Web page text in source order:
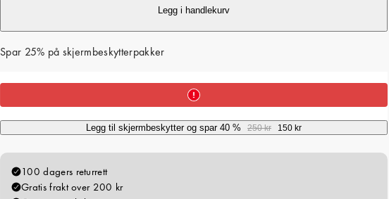
e
Legg i handlekurv
Spar 25% på skjermbeskytterpakker
Legg til skjermbeskytter og spar 40 % 250 kr 150 kr